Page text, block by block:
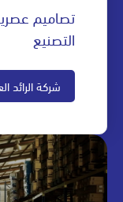
تصاميم
التصنيع
شركة الرائد